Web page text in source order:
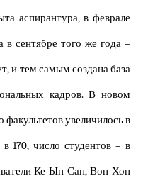
аспирантура, в феврале
в сентябре того же года –
и тем самым создана база
кадров. В новом
факультетов увеличилось в
170, число студентов – в
Ке Ын Сан, Вон Хон